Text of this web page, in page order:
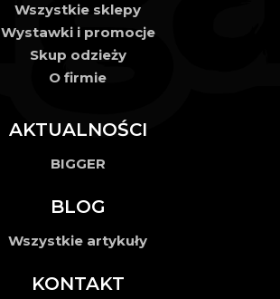
Wszystkie sklepy
Wystawki i promocje
Skup odzieży
O firmie
AKTUALNOŚCI
BIGGER
BLOG
Wszystkie artykuły
KONTAKT